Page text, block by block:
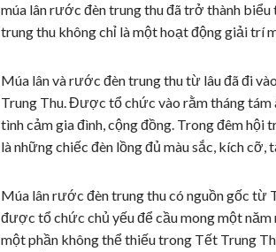
múa lân rước đèn trung thu đã trở thành
trung thu không chỉ là một hoạt động giải trí
Múa lân và rước đèn trung thu từ lâu đã đi
Trung Thu. Được tổ chức vào rằm tháng tám
tình cảm gia đình, cộng đồng. Trong đêm hội
là những chiếc đèn lồng đủ màu sắc, kích cỡ,
Múa lân rước đèn trung thu có nguồn gốc từ
được tổ chức chủ yếu để cầu mong một
một phần không thể thiếu trong Tết Trung